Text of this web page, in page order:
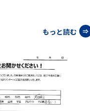
もっと読む